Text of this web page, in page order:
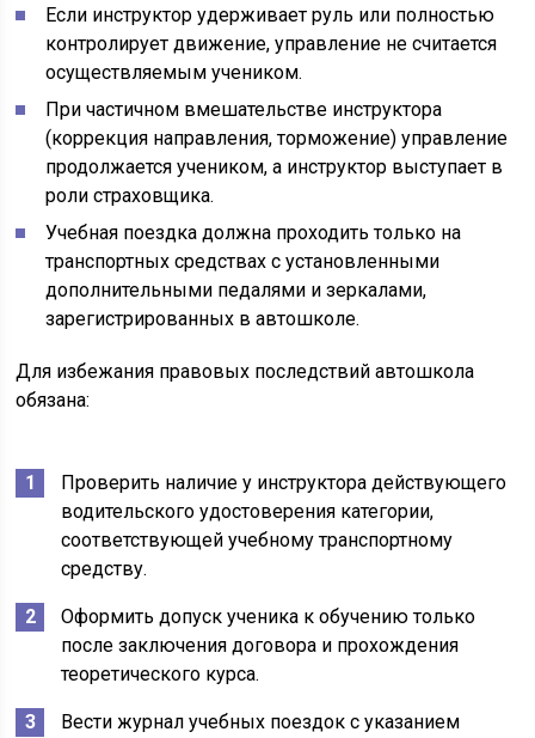
Если инструктор удерживает руль или полностью
контролирует движение, управление не считается
осуществляемым учеником.
При частичном вмешательстве инструктора
(коррекция направления, торможение) управление
продолжается учеником, а инструктор выступает в
роли страховщика.
Учебная поездка должна проходить только на
транспортных средствах с установленными
дополнительными педалями и зеркалами,
зарегистрированных в автошколе.
Для избежания правовых последствий автошкола
обязана:
Проверить наличие у инструктора действующего
водительского удостоверения категории,
соответствующей учебному транспортному
средству.
Оформить допуск ученика к обучению только
после заключения договора и прохождения
теоретического курса.
Вести журнал учебных поездок с указанием